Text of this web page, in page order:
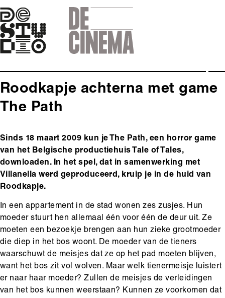
Skip
to
main
navigation
Roodkapje achterna met game
The Path
Body
Sinds 18 maart 2009 kun je The Path, een horror game
van het Belgische productiehuis Tale of Tales,
downloaden. In het spel, dat in samenwerking met
Villanella werd geproduceerd, kruip je in de huid van
Roodkapje.
In een appartement in de stad wonen zes zusjes. Hun
moeder stuurt hen allemaal één voor één de deur uit. Ze
moeten een bezoekje brengen aan hun zieke grootmoeder
die diep in het bos woont. De moeder van de tieners
waarschuwt de meisjes dat ze op het pad moeten blijven,
want het bos zit vol wolven. Maar welk tienermeisje luistert
er naar haar moeder? Zullen de meisjes de verleidingen
van het bos kunnen weerstaan? Kunnen ze voorkomen dat